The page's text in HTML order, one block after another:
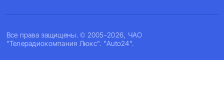
Все права защищены. © 2005-2026, ЧАО
"Телерадиокомпания Люкс". "Auto24".